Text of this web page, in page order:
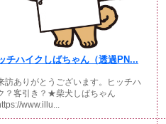
チハイクしばちゃん（透過PN...
訪ありがとうございます。ヒッチハ
？客引き？★柴犬しばちゃん
www.illu...